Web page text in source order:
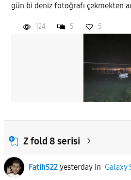
gün bi deniz fotoğrafı
124 5 5
Z fold 8 serisi
FatihS22 yesterdayin Galaxy